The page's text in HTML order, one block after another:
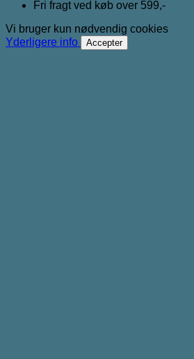
Fri fragt ved køb over 599,-
Vi bruger kun nødvendig cookies
Yderligere info
Accepter